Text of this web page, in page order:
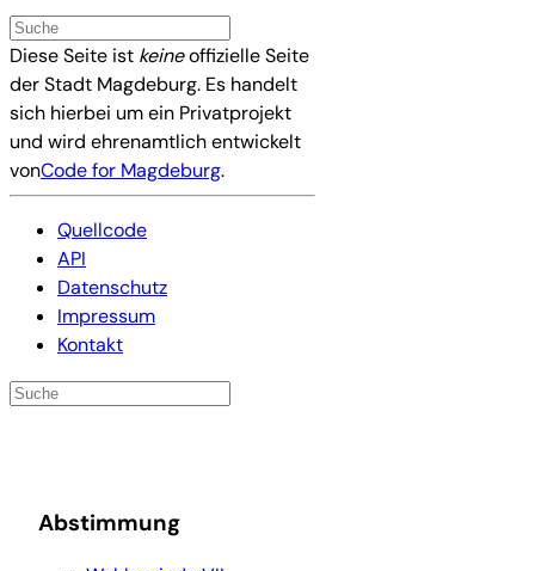
Diese Seite ist keineoffizielle Seite
der Stadt Magdeburg. Es handelt
sich hierbei um ein Privatprojekt
und wird ehrenamtlich entwickelt
vonCode for Magdeburg.
Quellcode
API
Datenschutz
Impressum
Kontakt
Abstimmung